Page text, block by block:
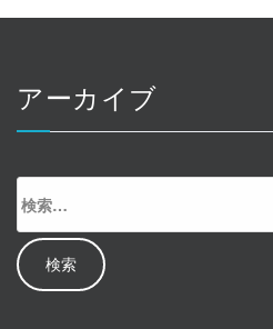
アーカイブ
索: